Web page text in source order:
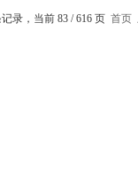
录，当前 83 / 616 页 首页